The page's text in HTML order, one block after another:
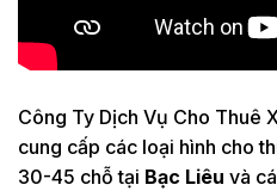
Công Ty Dịch Vụ Cho Thuê
cung cấp các loại hình cho
30-45 chỗ tại Bạc Liêu và